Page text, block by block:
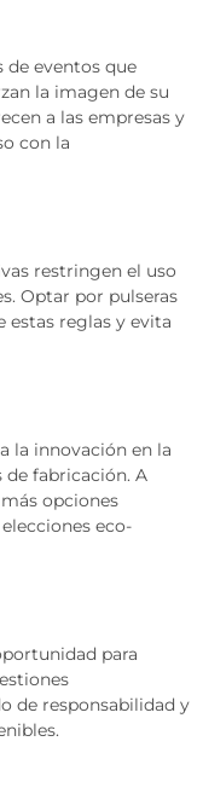
de eventos que
la imagen de su
a las empresas y
con la
restringen el uso
Optar por pulseras
estas reglas y evita
la innovación en la
de fabricación. A
opciones
eco-
para
de responsabilidad y